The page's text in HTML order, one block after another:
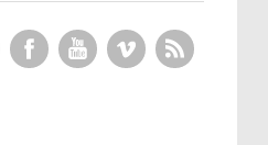
Twitter FacebookYouTubeVimeo